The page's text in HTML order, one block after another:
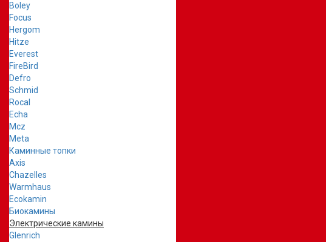
Boley
Focus
Hergom
Hitze
Everest
FireBird
Defro
Schmid
Rocal
Echa
Mcz
Meta
Каминные топки
Axis
Chazelles
Warmhaus
Ecokamin
Биокамины
Электрические камины
Glenrich